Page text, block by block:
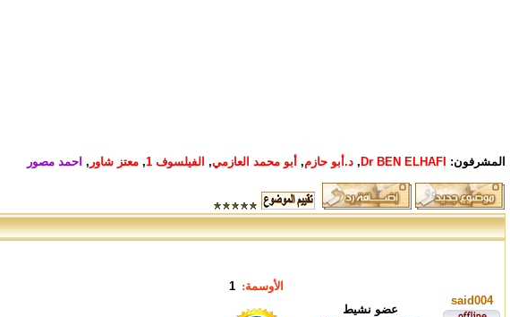
المشرفون: Dr BEN ELHAFI
, د.أبو حازم, أبو محمد العازمي, الفيلسوف 1 , معتز شاور , احمد مصور
said004
عضو نشيط
الأوسمة: 1